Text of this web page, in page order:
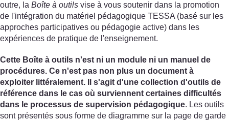
outre, la Boîte à outils vise à vous soutenir dans la promotion
de l'intégration du matériel pédagogique TESSA (basé sur les
approches participatives ou pédagogie active) dans les
expériences de pratique de l'enseignement.
Cette Boîte à outils n'est ni un module ni un manuel de
procédures. Ce n'est pas non plus un document à
exploiter littéralement. Il s'agit d'une collection d'outils de
référence dans le cas où surviennent certaines difficultés
dans le processus de supervision pédagogique. Les outils
sont présentés sous forme de diagramme sur la page de garde